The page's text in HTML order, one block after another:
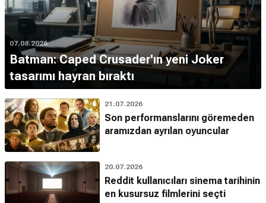
07.08.2026
Batman: Caped Crusader'ın yeni Joker
tasarımı hayran bıraktı
21.07.2026
Son performanslarını göremeden
aramızdan ayrılan oyuncular
20.07.2026
Reddit kullanıcıları sinema tarihinin
en kusursuz filmlerini seçti